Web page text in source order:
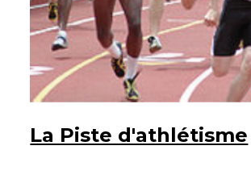
La Piste d'athlétisme